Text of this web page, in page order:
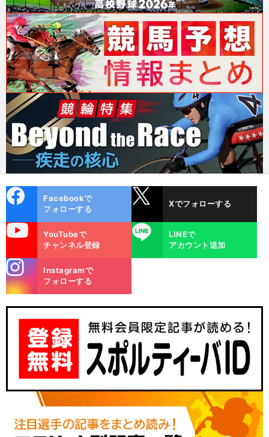
ok
Facebookで
フォローする
Xでフォローする
YouTubeで
チャンネル登録
LINE
LINEで
アカウント追加
m
Instagramで
フォローする